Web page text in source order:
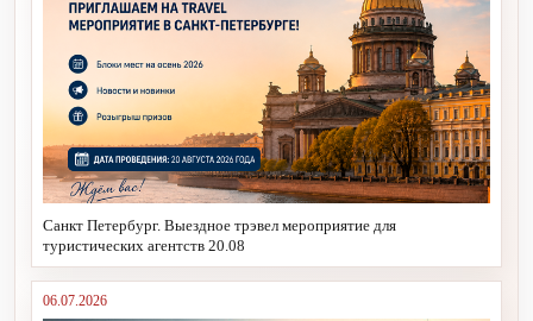
Санкт Петербург. Выездное трэвел мероприятие для
туристических агентств 20.08
06.07.2026